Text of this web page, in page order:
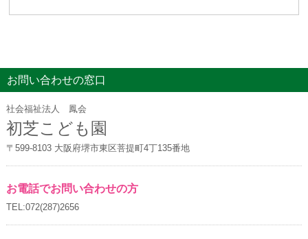
お問い合わせの窓口
社会福祉法人 鳳会
初芝こども園
〒599-8103 大阪府堺市東区菩提町4丁135番地
お電話でお問い合わせの方
TEL:072(287)2656